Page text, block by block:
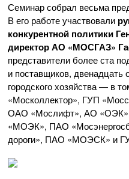
Семинар собрал весьма
В его работе участвовали
конкурентной политики
директор АО «МОСГАЗ»
представители более ста
и поставщиков, двенадцать
городского хозяйства — в
«Москоллектор», ГУП
ОАО «Мослифт», АО
«МОЭК», ПАО
дороги», ПАО «МОЭСК» и